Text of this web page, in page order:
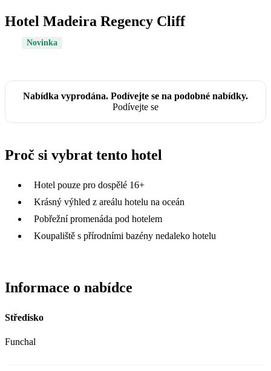
Hotel Madeira Regency Cliff
Novinka
Nabídka vyprodána. Podívejte se na podobné nabídky.
Podívejte se
Proč si vybrat tento hotel
Hotel pouze pro dospělé 16+
Krásný výhled z areálu hotelu na oceán
Pobřežní promenáda pod hotelem
Koupaliště s přírodními bazény nedaleko hotelu
Informace o nabídce
Středisko
Funchal